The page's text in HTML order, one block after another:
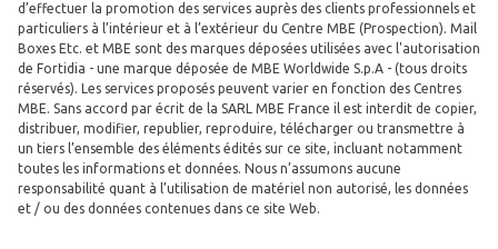
d’effectuer la promotion des services auprès des clients professionnels et
particuliers à l’intérieur et à l’extérieur du Centre MBE (Prospection). Mail
Boxes Etc. et MBE sont des marques déposées utilisées avec l'autorisation
de Fortidia - une marque déposée de MBE Worldwide S.p.A - (tous droits
réservés). Les services proposés peuvent varier en fonction des Centres
MBE. Sans accord par écrit de la SARL MBE France il est interdit de copier,
distribuer, modifier, republier, reproduire, télécharger ou transmettre à
un tiers l’ensemble des éléments édités sur ce site, incluant notamment
toutes les informations et données. Nous n’assumons aucune
responsabilité quant à l’utilisation de matériel non autorisé, les données
et / ou des données contenues dans ce site Web.